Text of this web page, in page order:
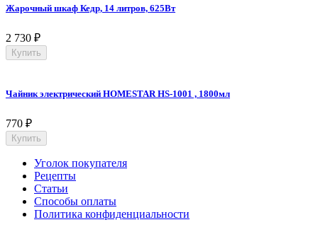
Жарочный шкаф Кедр, 14 литров, 625Вт
2 730 ₽
Купить
Чайник электрический HOMESTAR HS-1001 , 1800мл
770 ₽
Купить
Уголок покупателя
Рецепты
Статьи
Способы оплаты
Политика конфиденциальности